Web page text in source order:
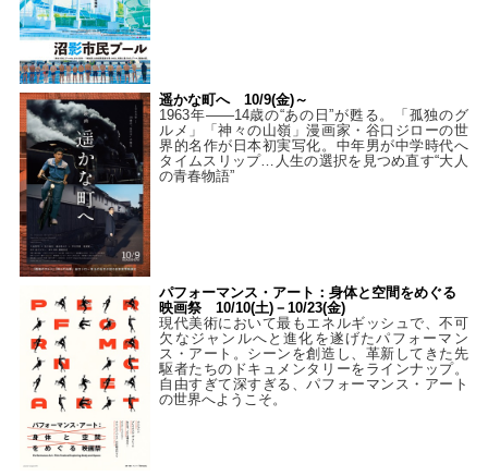
遥かな町へ 10/9(金)～
1963年――14歳の“あの日”が甦る。「孤独のグ
ルメ」「神々の山嶺」漫画家・谷口ジローの世
界的名作が日本初実写化。中年男が中学時代へ
タイムスリップ…人生の選択を見つめ直す“大人
の青春物語”
パフォーマンス・アート：身体と空間をめぐる
映画祭 10/10(土)－10/23(金)
現代美術において最もエネルギッシュで、不可
欠なジャンルへと進化を遂げたパフォーマン
ス・アート。シーンを創造し、革新してきた先
駆者たちのドキュメンタリーをラインナップ。
自由すぎて深すぎる、パフォーマンス・アート
の世界へようこそ。